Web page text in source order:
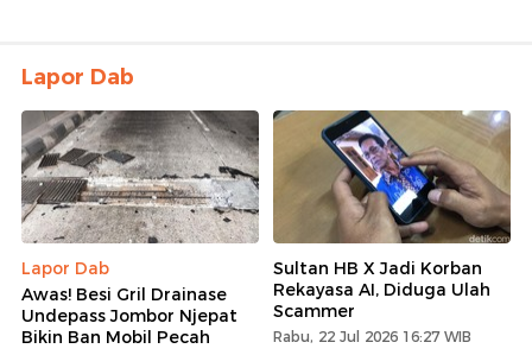
Lapor Dab
Lapor Dab
Awas! Besi Gril Drainase
Undepass Jombor Njepat
Bikin Ban Mobil Pecah
Sultan HB X Jadi Korban
Rekayasa AI, Diduga Ulah
Scammer
Rabu, 22 Jul 2026 16:27 WIB